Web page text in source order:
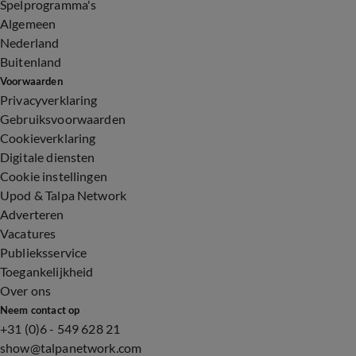
Spelprogramma's
Algemeen
Nederland
Buitenland
Voorwaarden
Privacyverklaring
Gebruiksvoorwaarden
Cookieverklaring
Digitale diensten
Cookie instellingen
Upod & Talpa Network
Adverteren
Vacatures
Publieksservice
Toegankelijkheid
Over ons
Neem contact op
+31 (0)6 - 549 628 21
show@talpanetwork.com